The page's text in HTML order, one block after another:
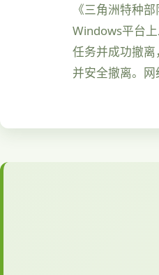
《三角洲特种
Windows平台
任务并成功撤
并安全撤离。